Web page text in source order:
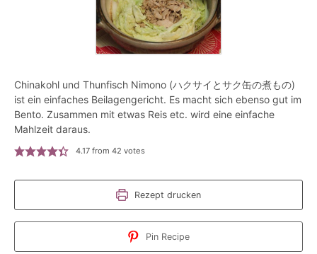
Chinakohl und Thunfisch Nimono (ハクサイとサク缶の煮もの)
ist ein einfaches Beilagengericht. Es macht sich ebenso gut im
Bento. Zusammen mit etwas Reis etc. wird eine einfache
Mahlzeit daraus.
4.17from 42 votes
Rezept drucken
Pin Recipe